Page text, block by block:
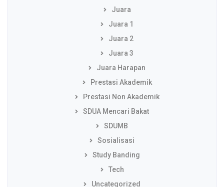
Juara
Juara 1
Juara 2
Juara 3
Juara Harapan
Prestasi Akademik
Prestasi Non Akademik
SDUA Mencari Bakat
SDUMB
Sosialisasi
Study Banding
Tech
Uncategorized